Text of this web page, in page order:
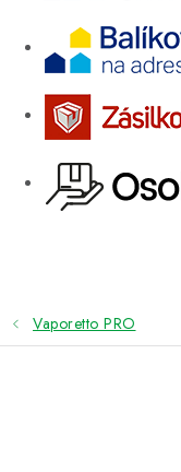
Vaporetto PRO